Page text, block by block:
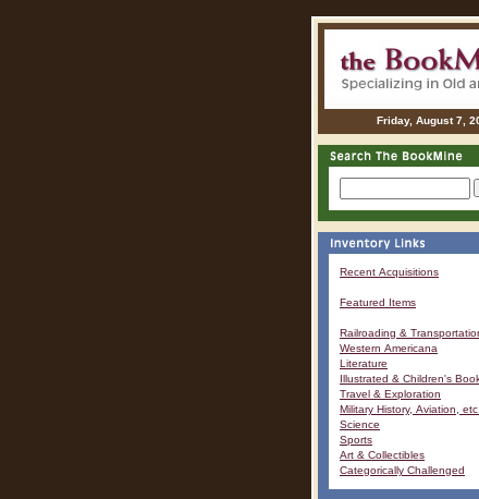
Friday, August 7,
Recent Acquisitions
Featured Items
Railroading &
Western Americana
Literature
Illustrated & Children's
Travel & Exploration
Military History, Aviation, etc.
Science
Sports
Art & Collectibles
Categorically Challenged